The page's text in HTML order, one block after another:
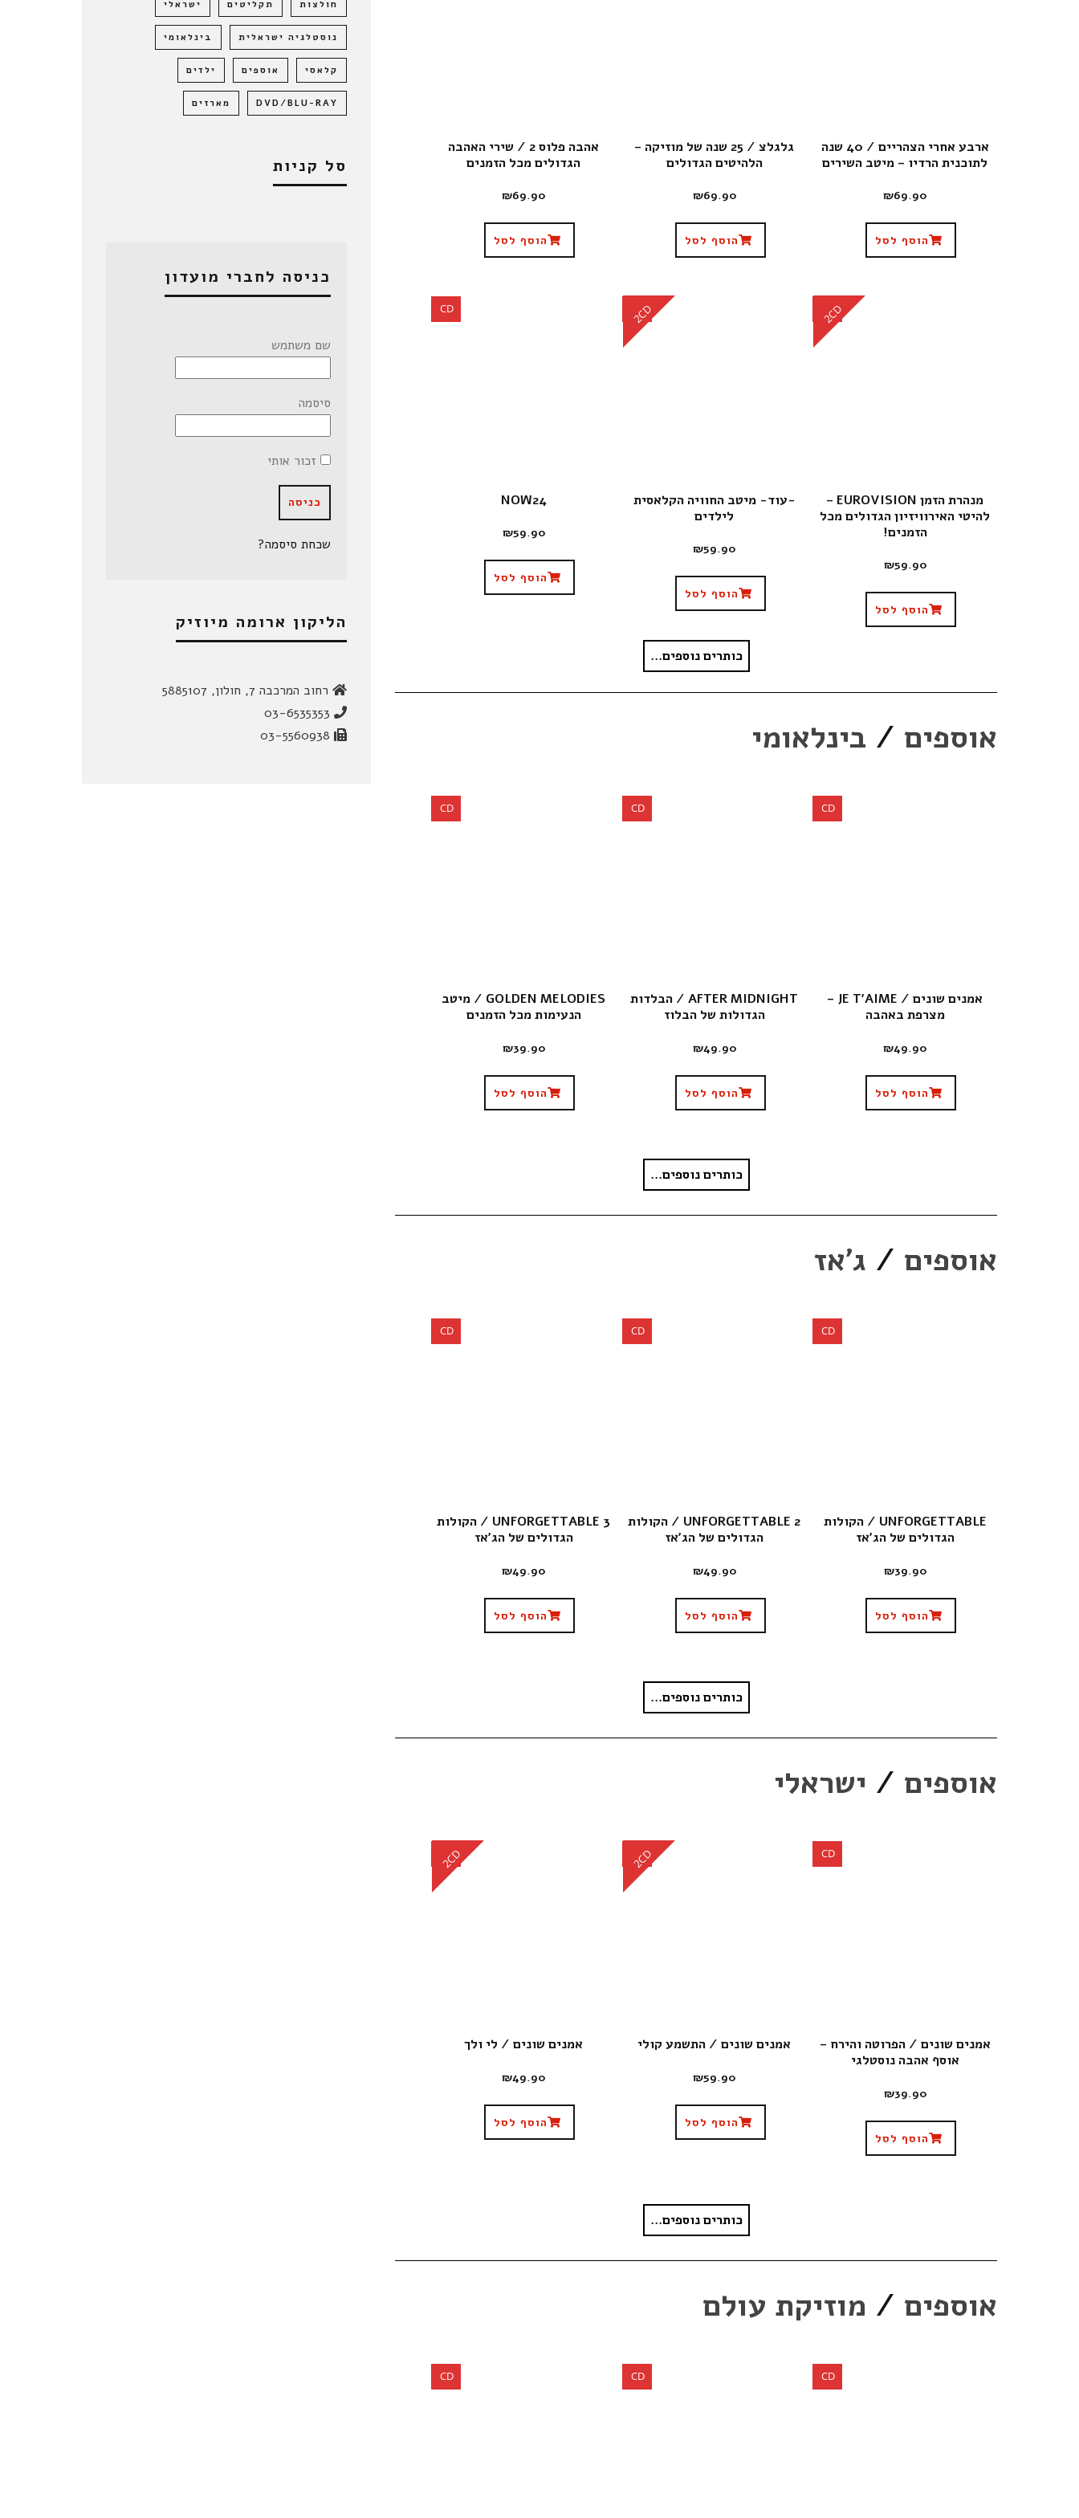
ארבע אחרי הצהריים / 40 שנה
לתוכנית הרדיו – מיטב השירים
₪69.90
הוסף לסל
גלגלצ / 25 שנה של מוזיקה –
הלהיטים הגדולים
₪69.90
הוסף לסל
אהבה פלוס 2 / שירי האהבה
הגדולים מכל הזמנים
₪69.90
הוסף לסל
CD
2CD
מנהרת הזמן EUROVISION –
להיטי האירוויזיון הגדולים מכל
הזמנים!
₪59.90
הוסף לסל
CD
2CD
-עוד- מיטב החוויה הקלאסית
לילדים
₪59.90
הוסף לסל
CD
NOW24
₪59.90
הוסף לסל
כותרים נוספים...
אוספים / בינלאומי
CD
אמנים שונים / JE T'AIME –
מצרפת באהבה
₪49.90
הוסף לסל
CD
AFTER MIDNIGHT / הבלדות
הגדולות של הבלוז
₪49.90
הוסף לסל
CD
GOLDEN MELODIES / מיטב
הנעימות מכל הזמנים
₪39.90
הוסף לסל
כותרים נוספים...
אוספים / ג'אז
CD
UNFORGETTABLE / הקולות
הגדולים של הג’אז
₪39.90
הוסף לסל
CD
UNFORGETTABLE 2 / הקולות
הגדולים של הג’אז
₪49.90
הוסף לסל
CD
UNFORGETTABLE 3 / הקולות
הגדולים של הג’אז
₪49.90
הוסף לסל
כותרים נוספים...
אוספים / ישראלי
CD
אמנים שונים / הפרוטה והירח –
אוסף אהבה נוסטלגי
₪39.90
הוסף לסל
CD
2CD
אמנים שונים / התשמע קולי
₪59.90
הוסף לסל
CD
2CD
אמנים שונים / לי ולך
₪49.90
הוסף לסל
כותרים נוספים...
אוספים / מוזיקת עולם
CD
CD
CD
חולצות תקליטים ישראלי
נוסטלגיה ישראלית בינלאומי
קלאסי אוספים ילדים
DVD/BLU-RAY מארזים
סל קניות
כניסה לחברי מועדון
שם משתמש
סיסמה
זכור אותי
שכחת סיסמה?
הליקון ארומה מיוזיק
רחוב המרכבה 7, חולון, 5885107